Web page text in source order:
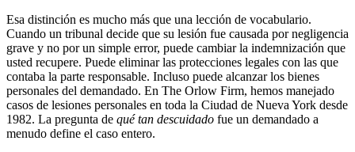
Esa distinción es mucho más que una lección de vocabulario.
Cuando un tribunal decide que su lesión fue causada por negligencia
grave y no por un simple error, puede cambiar la indemnización que
usted recupere. Puede eliminar las protecciones legales con las que
contaba la parte responsable. Incluso puede alcanzar los bienes
personales del demandado. En The Orlow Firm, hemos manejado
casos de lesiones personales en toda la Ciudad de Nueva York desde
1982. La pregunta de qué tan descuidado fue un demandado a
menudo define el caso entero.